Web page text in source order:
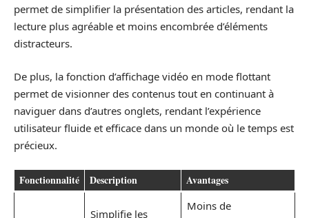
permet de simplifier la présentation des articles, rendant la
lecture plus agréable et moins encombrée d’éléments
distracteurs.
De plus, la fonction d’affichage vidéo en mode flottant
permet de visionner des contenus tout en continuant à
naviguer dans d’autres onglets, rendant l’expérience
utilisateur fluide et efficace dans un monde où le temps est
précieux.
Fonctionnalité Description Avantages
Simplifie les
Moins de